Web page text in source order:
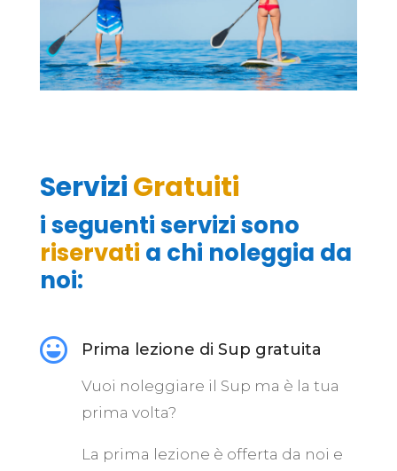
ServiziGratuiti
i seguentiservizi sono
riservati a chi noleggia da
noi:
 Prima lezione di Sup gratuita
Vuoi noleggiare il Sup ma è la tua
prima volta?
La prima lezione è offerta da noi e